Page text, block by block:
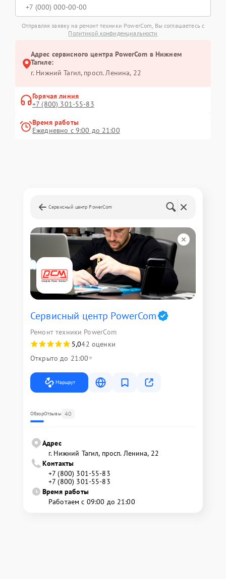
Отправляя заявку на ремонт техники PowerCom, Вы соглашаетесь с
Политикой конфиденциальности
Адрес сервисного центра PowerCom в Нижнем
Тагиле:
г. Нижний Тагил, просп. Ленина, 22
Горячая линия
+7 (800) 301-55-83
Время работы
Ежедневно с 9:00 до 21:00
Сервисный центр PowerCom
Сервисный центр PowerCom
Ремонт техники PowerCom
5,042 оценки
Открыто до 21:00
Маршрут
ОбзорОтзывы 40
Адрес
г. Нижний Тагил, просп. Ленина, 22
Контакты
+7 (800) 301-55-83
+7 (800) 301-55-83
Время работы
Работаем с 09:00 до 21:00